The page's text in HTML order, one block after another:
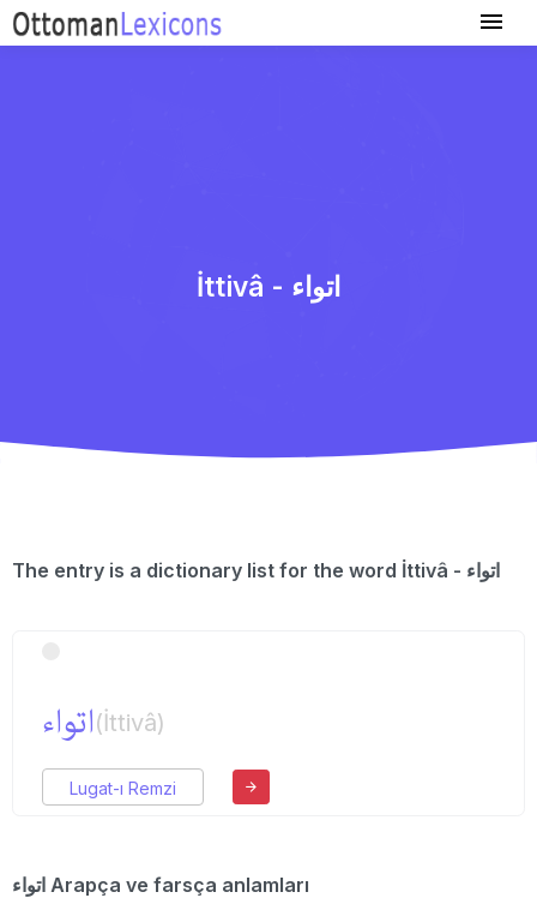
İttivâ - اتواء
The entry is a dictionary list for the word İttivâ - اتواء
اتواء(İttivâ)
Lugat-ı Remzi
اتواء Arapça ve farsça anlamları